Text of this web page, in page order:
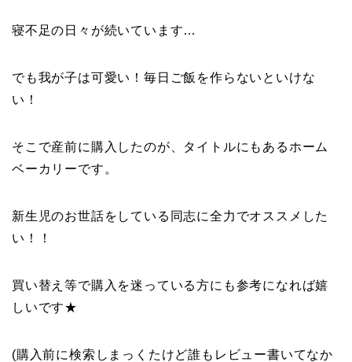
寝不足の日々が続いています…
でも我が子は可愛い！毎日ご飯を作らないといけな
い！
そこで産前に購入したのが、タイトルにもあるホーム
ベーカリーです。
新生児のお世話をしている同志に全力でオススメした
い！！
買い替え等で購入を迷っている方にも参考になれば嬉
しいです★
(購入前に検索しまっくたけど誰もレビュー書いてなか